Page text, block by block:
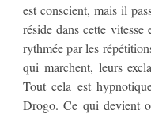
est conscient, mais il
réside dans cette
rythmée par les
qui marchent, leurs
Tout cela est
Drogo. Ce qui devient